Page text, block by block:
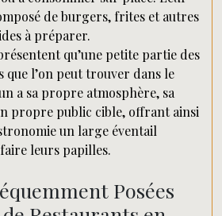
de burgers, frites et autres
à préparer.
qu’une petite partie des
que l’on peut trouver dans le
a sa propre atmosphère, sa
propre public cible, offrant ainsi
un large éventail
leurs papilles.
Posées